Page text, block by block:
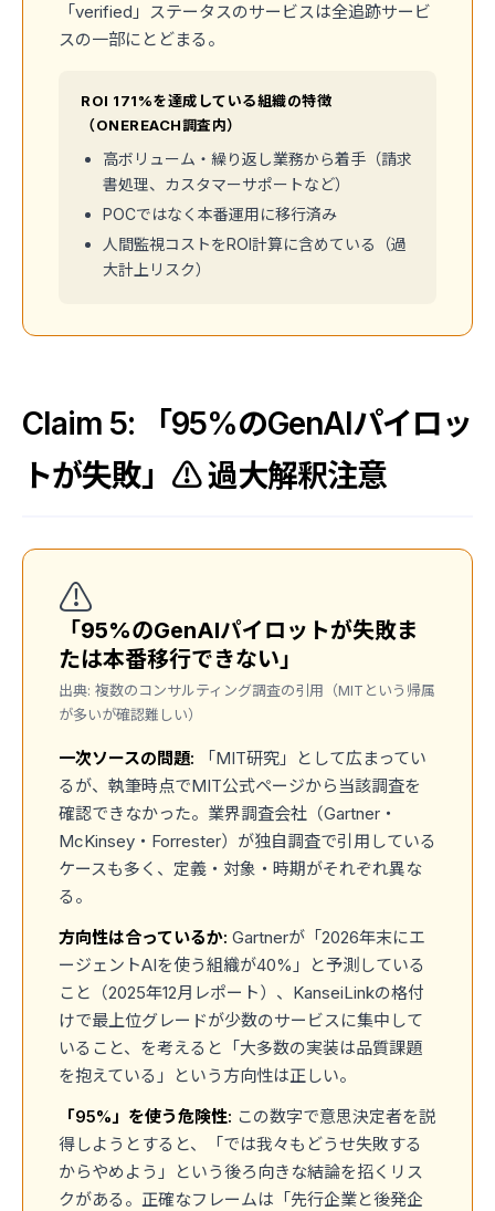
「verified」ステータスのサービスは全追跡サービ
スの一部にとどまる。
ROI 171%を達成している組織の特徴
（ONEREACH調査内）
高ボリューム・繰り返し業務から着手（請求
書処理、カスタマーサポートなど）
POCではなく本番運用に移行済み
人間監視コストをROI計算に含めている（過
大計上リスク）
Claim 5: 「95%のGenAIパイロッ
トが失敗」⚠️ 過大解釈注意
⚠️
「95%のGenAIパイロットが失敗ま
たは本番移行できない」
出典: 複数のコンサルティング調査の引用（MITという帰属
が多いが確認難しい）
一次ソースの問題: 「MIT研究」として広まってい
るが、執筆時点でMIT公式ページから当該調査を
確認できなかった。業界調査会社（Gartner・
McKinsey・Forrester）が独自調査で引用している
ケースも多く、定義・対象・時期がそれぞれ異な
る。
方向性は合っているか: Gartnerが「2026年末にエ
ージェントAIを使う組織が40%」と予測している
こと（2025年12月レポート）、KanseiLinkの格付
けで最上位グレードが少数のサービスに集中して
いること、を考えると「大多数の実装は品質課題
を抱えている」という方向性は正しい。
「95%」を使う危険性: この数字で意思決定者を説
得しようとすると、「では我々もどうせ失敗する
からやめよう」という後ろ向きな結論を招くリス
クがある。正確なフレームは「先行企業と後発企